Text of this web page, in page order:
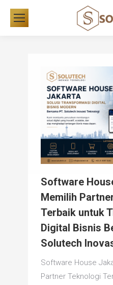
Software
Memilih
Terbaik untuk
Digital Bisnis
Solutech
Software House
Partner Teknologi